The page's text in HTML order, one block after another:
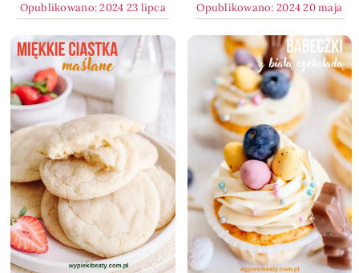
Opublikowano: 2024 23 lipca Opublikowano: 2024 20 maja